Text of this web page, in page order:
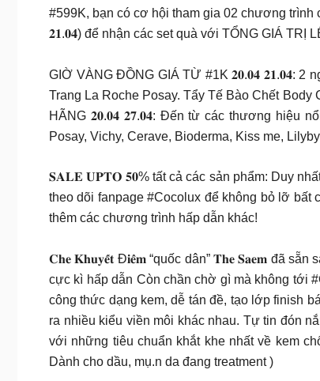
#599K, bạn có cơ hội tham gia 02 chương trình
𝟐𝟏.𝟎𝟒) để nhận các set quà với TỔNG GIÁ TRỊ
GIỜ VÀNG ĐỒNG GIÁ TỪ #1K 𝟐𝟎.𝟎𝟒 𝟐𝟏.𝟎𝟒: 2
Trang La Roche Posay. Tẩy Tế Bào Chết Body
HÃNG 𝟐𝟎.𝟎𝟒 𝟐𝟕.𝟎𝟒: Đến từ các thương hiệu
Posay, Vichy, Cerave, Bioderma, Kiss me,
𝐒𝐀𝐋𝐄 𝐔𝐏𝐓𝐎 𝟓𝟎% tất cả các sản phẩm: Duy
theo dõi fanpage #Cocolux để không bỏ lỡ bất
thêm các chương trình hấp dẫn khác!
𝐂𝐡𝐞 𝐊𝐡𝐮𝐲𝐞̂́𝐭 Đ𝐢𝐞̂̉𝐦 “quốc dân” 𝐓𝐡𝐞 𝐒𝐚𝐞𝐦 đã sẵn
cực kì hấp dẫn Còn chần chờ gì mà không tới
công thức dạng kem, dễ tán đề, tạo lớp finish
ra nhiều kiểu viền môi khác nhau. Tự tin đón
với những tiêu chuẩn khắt khe nhất về kem
Dành cho dầu, mụ.n da đang treatment )